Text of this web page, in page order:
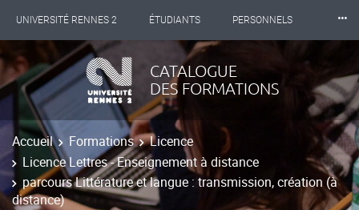
UNIVERSITÉ RENNES 2 ÉTUDIANTS PERSONNELS
INTERNATIONAL PROFESSIONNELS
LES NOUVELLES DE RENNES 2
⸱⸱⸱
CATALOGUE
DES FORMATIONS
Accueil Formations
Licence
Licence Lettres - Enseignement à distance
parcours Littérature et langue : transmission, création (à
distance)